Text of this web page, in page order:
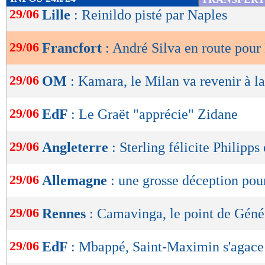
de
OK
29/06 Lille : Reinildo pisté par Naples
29/06 Francfort : André Silva en route
29/06 OM : Kamara, le Milan va revenir à
29/06 EdF : Le Graët "apprécie" Zidane
29/06 Angleterre : Sterling félicite Philipps
29/06 Allemagne : une grosse déception
29/06 Rennes : Camavinga, le point de
29/06 EdF : Mbappé, Saint-Maximin